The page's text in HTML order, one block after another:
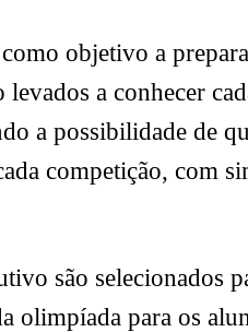
objetivo a
a conhecer
a possibilidade de
competição, com
são selecionados
olimpíada para os